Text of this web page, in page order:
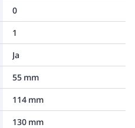
0
1
Ja
55 mm
114 mm
130 mm